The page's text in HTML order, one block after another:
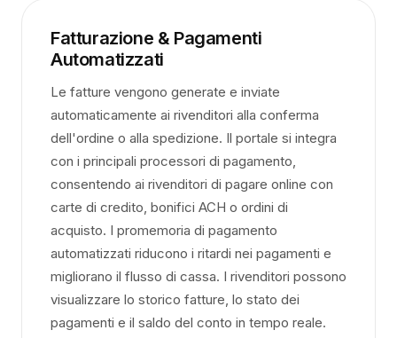
Fatturazione & Pagamenti
Automatizzati
Le fatture vengono generate e inviate
automaticamente ai rivenditori alla conferma
dell'ordine o alla spedizione. Il portale si integra
con i principali processori di pagamento,
consentendo ai rivenditori di pagare online con
carte di credito, bonifici ACH o ordini di
acquisto. I promemoria di pagamento
automatizzati riducono i ritardi nei pagamenti e
migliorano il flusso di cassa. I rivenditori possono
visualizzare lo storico fatture, lo stato dei
pagamenti e il saldo del conto in tempo reale.